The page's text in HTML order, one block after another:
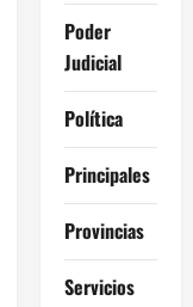
Poder
Judicial
Política
Principales
Provincias
Servicios